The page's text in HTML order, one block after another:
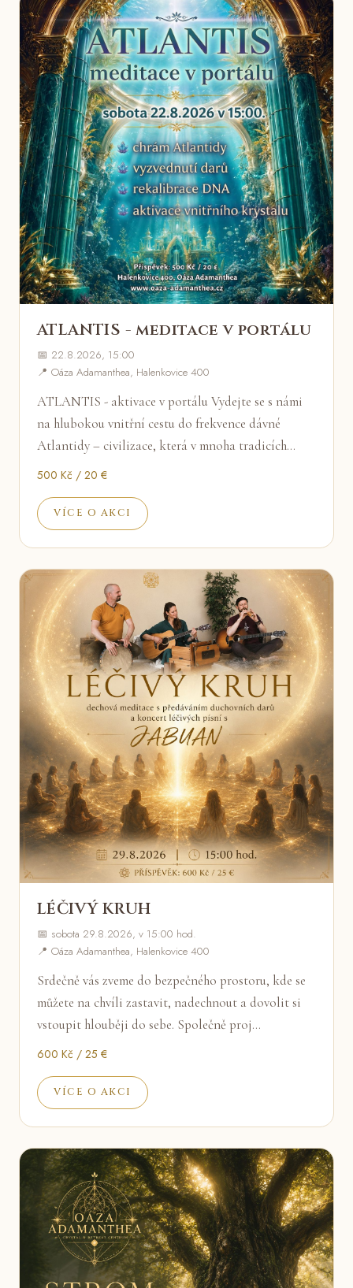
ATLANTIS - meditace v portálu
📅 22.8.2026, 15:00
📍 Oáza Adamanthea, Halenkovice 400
ATLANTIS - aktivace v portálu Vydejte se s námi
na hlubokou vnitřní cestu do frekvence dávné
Atlantidy – civilizace, která v mnoha tradicích…
500 Kč / 20 €
VÍCE O AKCI
LÉČIVÝ KRUH
📅 sobota 29.8.2026, v 15:00 hod.
📍 Oáza Adamanthea, Halenkovice 400
Srdečně vás zveme do bezpečného prostoru, kde se
můžete na chvíli zastavit, nadechnout a dovolit si
vstoupit hlouběji do sebe. Společně proj…
600 Kč / 25 €
VÍCE O AKCI